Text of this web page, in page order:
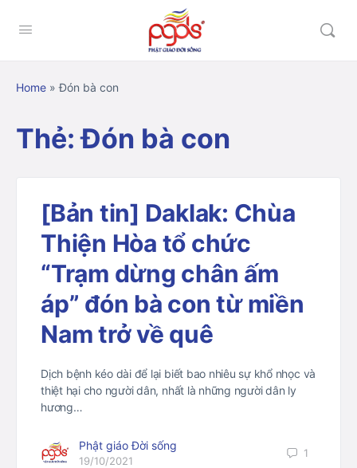
Home »Đón bà con
Thẻ:Đón bà con
[Bản tin] Daklak: Chùa
Thiện Hòa tổ chức
“Trạm dừng chân ấm
áp” đón bà con từ miền
Nam trở về quê
Dịch bệnh kéo dài để lại biết bao nhiêu sự khổ nhọc và
thiệt hại cho người dân, nhất là những người dân ly
hương…
Phật giáo Đời sống
19/10/2021
1